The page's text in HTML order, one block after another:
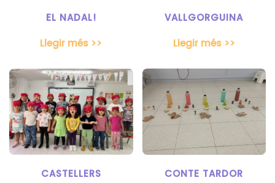
EL NADAL!
Llegir més >>
VALLGORGUINA
Llegir més >>
CASTELLERS
CONTE TARDOR